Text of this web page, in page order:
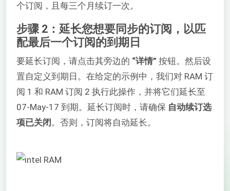
个订阅，且每三个月续订一次。
步骤 2：延长您想要同步的订阅，以匹
配最后一个订阅的到期日
要延长订阅，请点击其旁边的 “详情” 按钮。然后设
置自定义到期日。在给定的示例中，我们对 RAM 订
阅 1 和 RAM 订阅 2 执行此操作，并将它们延长至
07-May-17 到期。延长订阅时，请确保 自动续订选
项已关闭。否则，订阅将自动延长。